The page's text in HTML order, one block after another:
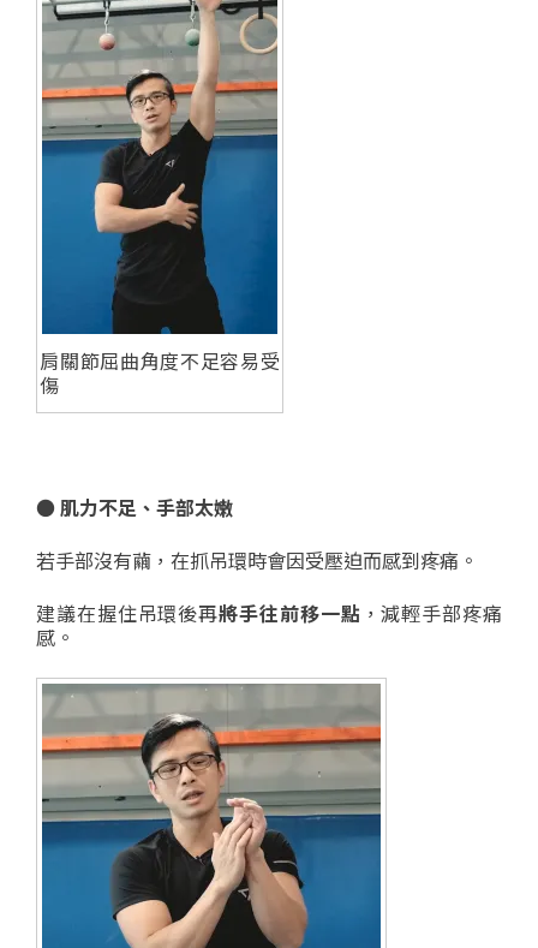
肩關節屈曲角度不足容易受
傷
● 肌力不足、手部太嫩
若手部沒有繭，在抓吊環時會因受壓迫而感到疼痛。
建議在握住吊環後再將手往前移一點 ，減輕手部疼痛
感。